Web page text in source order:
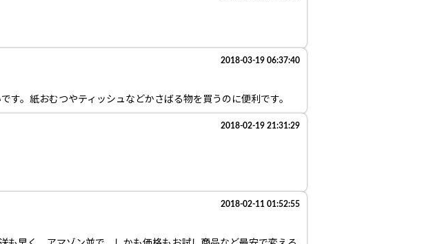
2018-03-19 06:37:40
。紙おむつやティッシュなどかさばる物を買うのに便利です。
2018-02-19 21:31:29
2018-02-11 01:52:55